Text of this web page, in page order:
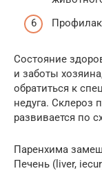
Состояние
и заботы
обратиться к
недуга. Склероз
развивается по
Паренхима
Печень (liver,